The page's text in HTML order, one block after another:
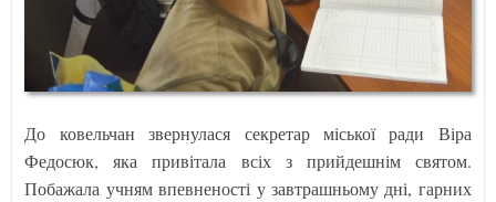
До ковельчан звернулася секретар міської ради Віра
Федосюк, яка привітала всіх з прийдешнім святом.
Побажала учням впевненості у завтрашньому дні, гарних